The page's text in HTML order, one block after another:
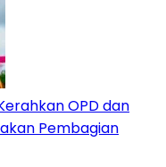
OPD dan
Pembagian